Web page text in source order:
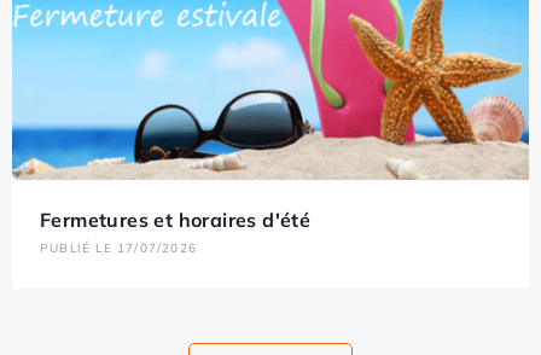
Fermetures et horaires d'été
PUBLIÉ LE 17/07/2026